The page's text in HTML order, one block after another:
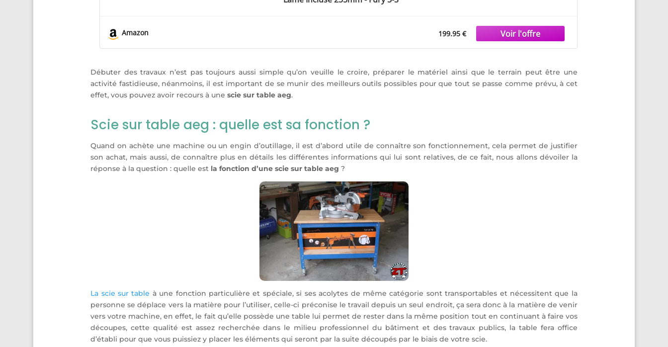
Amazon 199.95 €
Débuter des travaux n’est pas toujours aussi simple qu’on veuille le croire, préparer le matériel ainsi que le terrain peut être une
activité fastidieuse, néanmoins, il est important de se munir des meilleurs outils possibles pour que tout se passe comme prévu, à cet
effet, vous pouvez avoir recours à unescie sur table aeg.
Scie sur table aeg : quelle est sa fonction ?
Quand on achète une machine ou un engin d’outillage, il est d’abord utile de connaître son fonctionnement, cela permet de justifier
son achat, mais aussi, de connaître plus en détails les différentes informations qui lui sont relatives, de ce fait, nous allons dévoiler la
réponse à la question : quelle est la fonction d’une scie sur table aeg?
La scie sur table à une fonction particulière et spéciale, si ses acolytes de même catégorie sont transportables et nécessitent que la
personne se déplace vers la matière pour l’utiliser, celle-ci préconise le travail depuis un seul endroit, ça sera donc à la matière de venir
vers votre machine, en effet, le fait qu’elle possède une table lui permet de rester dans la même position tout en continuant à faire vos
découpes, cette qualité est assez recherchée dans le milieu professionnel du bâtiment et des travaux publics, la table fera office
d’établi pour que vous puissiez y placer les éléments qui seront par la suite découpés par le biais de votre scie.